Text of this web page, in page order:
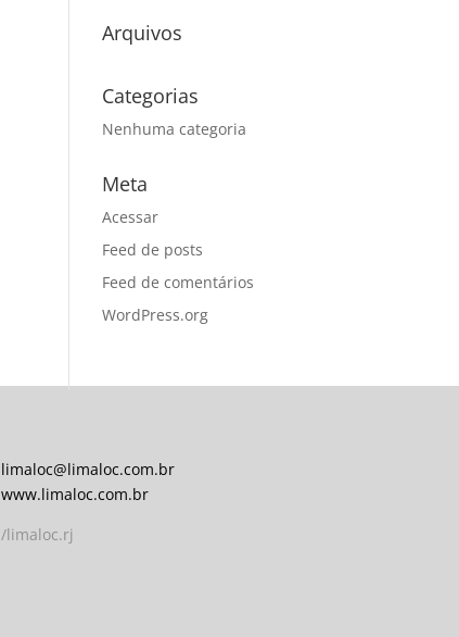
Arquivos
Categorias
Nenhuma categoria
Meta
Acessar
Feed de posts
Feed de comentários
WordPress.org
limaloc@limaloc.com.br
www.limaloc.com.br
/limaloc.rj